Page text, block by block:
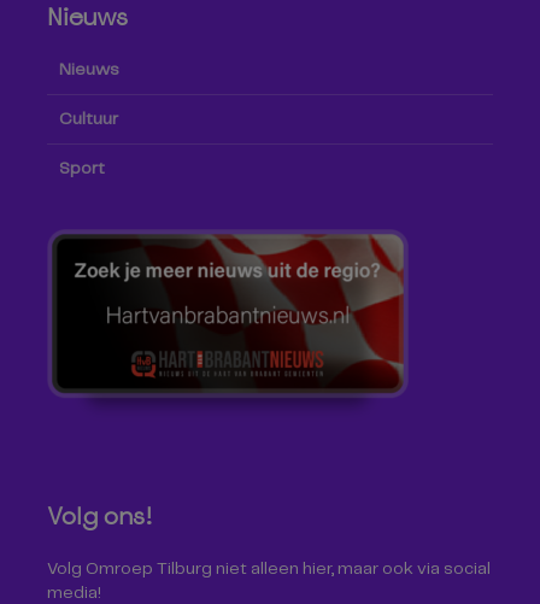
Nieuws
Nieuws
Cultuur
Sport
Volg ons!
Volg Omroep Tilburg niet alleen hier, maar ook via social
media!